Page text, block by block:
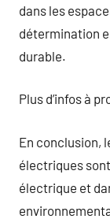
dans les
détermination
durable.
Plus d’infos à
En conclusion,
électriques
électrique et